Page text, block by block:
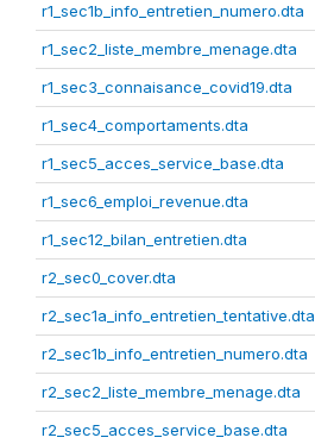
r1_sec1b_info_entretien_numero.dta
r1_sec2_liste_membre_menage.dta
r1_sec3_connaisance_covid19.dta
r1_sec4_comportaments.dta
r1_sec5_acces_service_base.dta
r1_sec6_emploi_revenue.dta
r1_sec12_bilan_entretien.dta
r2_sec0_cover.dta
r2_sec1a_info_entretien_tentative.dta
r2_sec1b_info_entretien_numero.dta
r2_sec2_liste_membre_menage.dta
r2_sec5_acces_service_base.dta